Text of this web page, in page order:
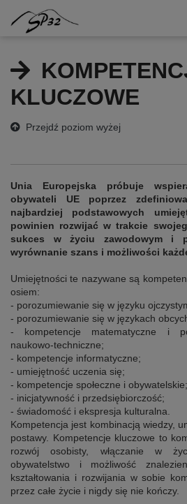
KLUCZOWE
Przejdź poziom wyżej
Unia Europejska próbuje
obywateli UE poprzez
najbardziej podstawowych
powinien rozwijać w trakcie
sukces w życiu zawodowym i
wyrównanie szans i możliwości
Umiejętności te nazywane są
osiem:
- porozumiewanie się w języku
- porozumiewanie się w językach
- kompetencje matematyczne i
naukowo-techniczne;
- kompetencje informatyczne;
- umiejętność uczenia się;
- kompetencje społeczne i obywatelskie;
- inicjatywność i przedsiębiorczość;
- świadomość i ekspresja kulturalna.
Kompetencja jest kombinacją wiedzy,
postawy. Kompetencje kluczowe to
rozwój osobisty, włączanie w
obywatelstwo i możliwość
kształtowania i rozwijania w sobie
przez całe życie i nigdy się nie kończy.